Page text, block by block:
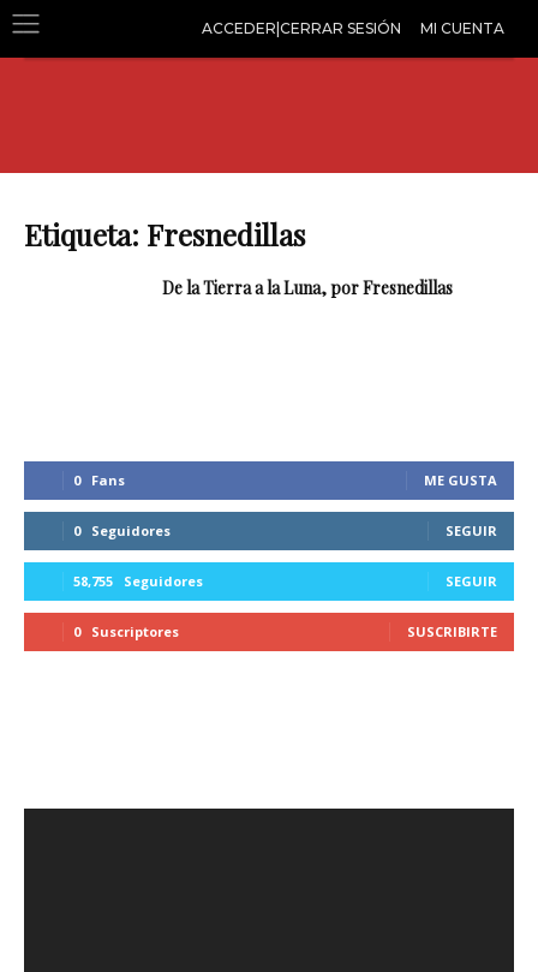
ACCEDER|CERRAR SESIÓN MI CUENTA
Etiqueta: Fresnedillas
De la Tierra a la Luna, por Fresnedillas
0 Fans ME GUSTA
0 Seguidores SEGUIR
58,755 Seguidores SEGUIR
0 Suscriptores SUSCRIBIRTE